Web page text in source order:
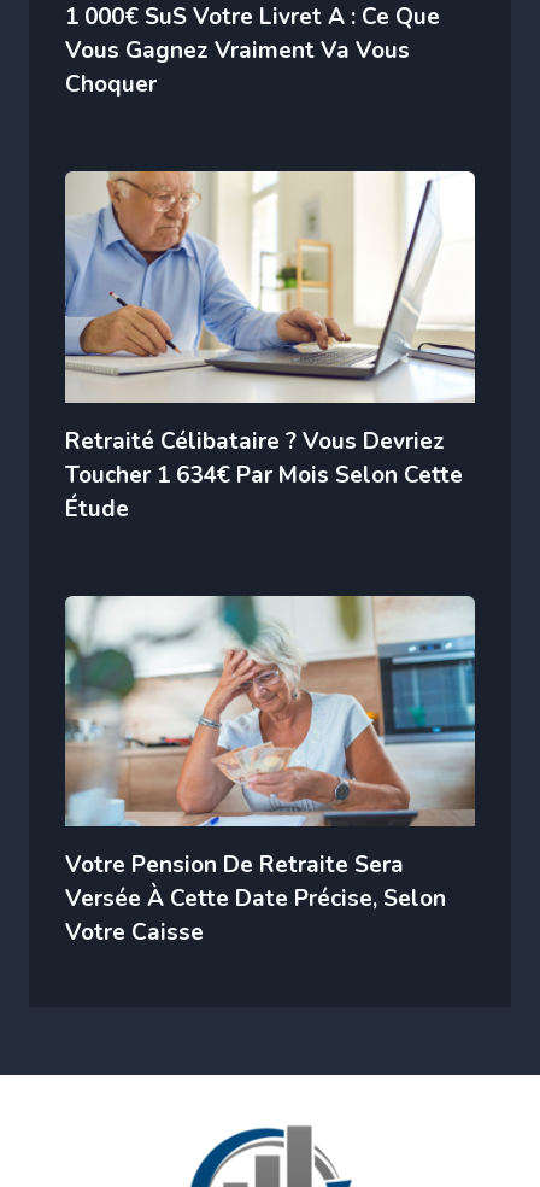
1 000€ SuS Votre Livret A : Ce Que
Vous Gagnez Vraiment Va Vous
Choquer
Retraité Célibataire ? Vous Devriez
Toucher 1 634€ Par Mois Selon Cette
Étude
Votre Pension De Retraite Sera
Versée À Cette Date Précise, Selon
Votre Caisse